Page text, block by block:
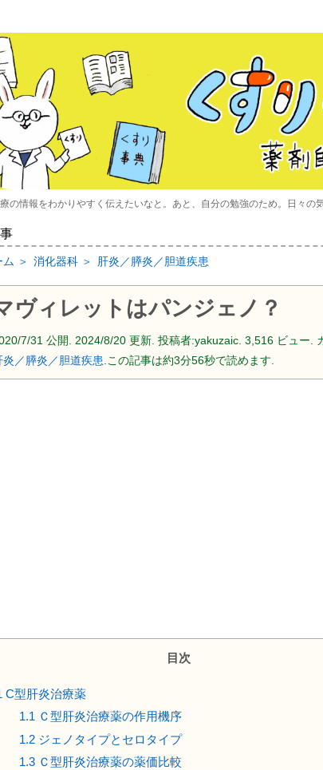
の情報をわかりやすく伝えたいなと。あと、自分の勉強のため。日々の
ム ＞ 消化器科 ＞ 肝炎／膵炎／胆道疾患
ヴィレットはパンジェノ？
7/31 公開. 2024/8/20 更新. 投稿者:yakuzaic. 3,516 ビュー.
炎／膵炎／胆道疾患 .この記事は約3分56秒で読めます.
目次
C型肝炎治療薬
1.1 Ｃ型肝炎治療薬の作用機序
1.2ジェノタイプとセロタイプ
1.3Ｃ型肝炎治療薬の薬価比較